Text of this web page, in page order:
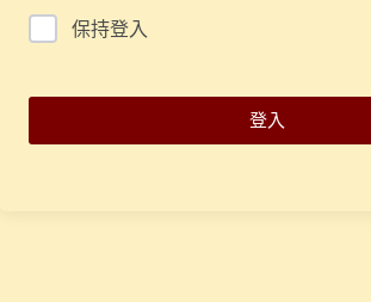
保持登入
登入